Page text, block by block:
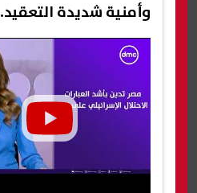
وأمنية شديدة التعقيد.